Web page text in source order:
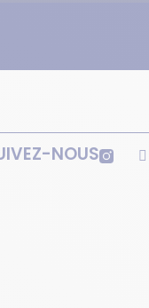
NOUS